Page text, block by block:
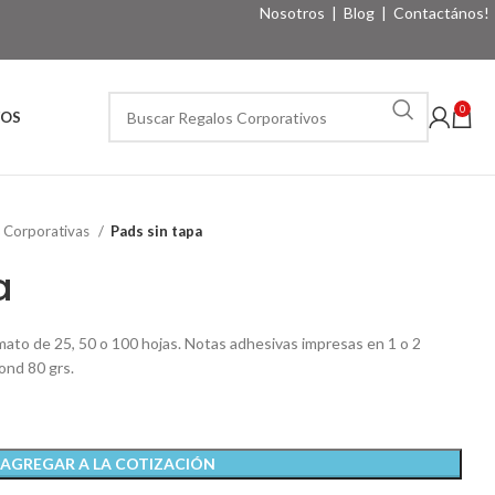
Nosotros | Blog | Contactános!
0
Corporativas Pads sin tapa
de 25, 50 o 100 hojas. Notas adhesivas impresas en 1 o 2
80 grs.
AGREGAR A LA COTIZACIÓN